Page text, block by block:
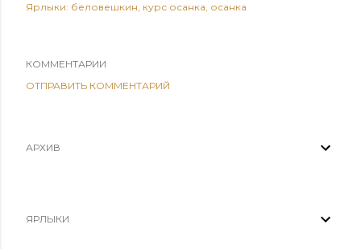
Ярлыки: беловешкин курс осанка осанка
КОММЕНТАРИИ
ОТПРАВИТЬ КОММЕНТАРИЙ
АРХИВ
ЯРЛЫКИ